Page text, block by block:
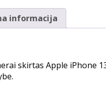
informacija
skirtas Apple iPhone